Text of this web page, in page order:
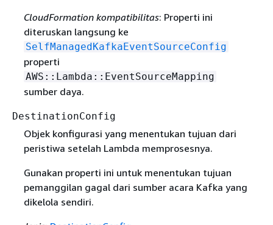
CloudFormation kompatibilitas: Properti ini
diteruskan langsung ke
SelfManagedKafkaEventSourceConfig
properti
AWS::Lambda::EventSourceMapping
sumber daya.
DestinationConfig
Objek konfigurasi yang menentukan tujuan dari
peristiwa setelah Lambda memprosesnya.
Gunakan properti ini untuk menentukan tujuan
pemanggilan gagal dari sumber acara Kafka yang
dikelola sendiri.